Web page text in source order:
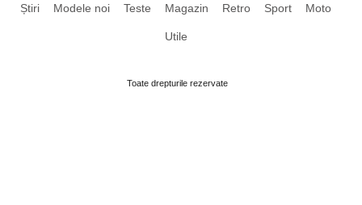
Știri Modele noi Teste Magazin Retro Sport Moto
Utile
Toate drepturile rezervate